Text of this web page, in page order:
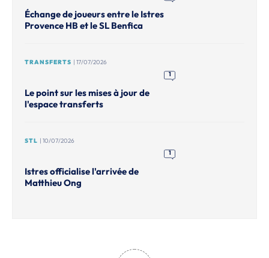
Échange de joueurs entre le Istres
Provence HB et le SL Benfica
TRANSFERTS | 17/07/2026
1
Le point sur les mises à jour de
l'espace transferts
STL | 10/07/2026
1
Istres officialise l'arrivée de
Matthieu Ong